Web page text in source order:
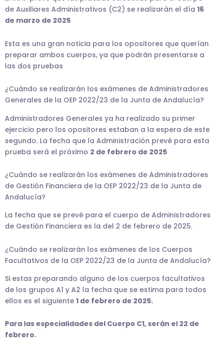
de Auxiliares Administrativos (C2) se realizarán el día 16
de marzo de 2025
Esta es una gran noticia para los opositores que querían
preparar ambos cuerpos, ya que podrán presentarse a
las dos pruebas
¿Cuándo se realizarán los exámenes de Administradores
Generales de la OEP 2022/23 de la Junta de Andalucía?
Administradores Generales ya ha realizado su primer
ejercicio pero los opositores estaban a la espera de este
segundo. La fecha que la Administración prevé para esta
prueba será el próximo 2 de febrero de 2025
¿Cuándo se realizarán los exámenes de Administradores
de Gestión Financiera de la OEP 2022/23 de la Junta de
Andalucía?
La fecha que se prevé para el cuerpo de Administradores
de Gestión Financiera es la del 2 de febrero de 2025.
¿Cuándo se realizarán los exámenes de los Cuerpos
Facultativos de la OEP 2022/23 de la Junta de Andalucía?
Si estas preparando alguno de los cuerpos facultativos
de los grupos A1 y A2 la fecha que se estima para todos
ellos es el siguiente 1 de febrero de 2025.
Para las especialidades del Cuerpo C1, serán el 22 de
febrero.